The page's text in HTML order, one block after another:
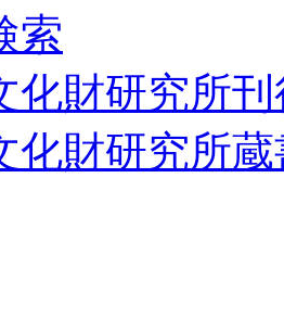
索
化財研究所
化財研究所